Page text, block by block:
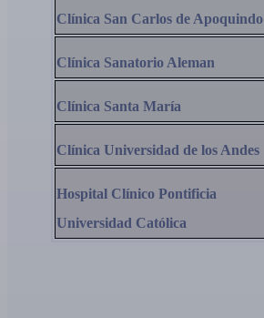
Clínica San Carlos de Apoquindo
Clínica Sanatorio Aleman
Clínica Santa María
Clínica Universidad de los Andes
Hospital Clínico Pontificia
Universidad Católica